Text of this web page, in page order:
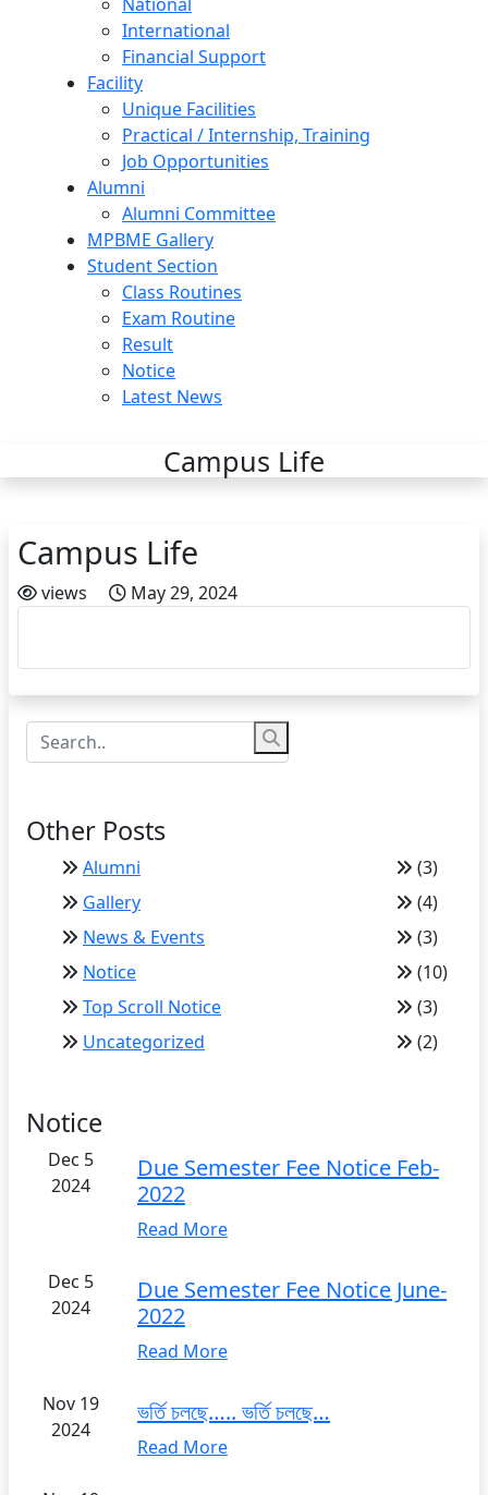
International
Financial Support
Facility
Unique Facilities
Practical / Internship, Training
Job Opportunities
Alumni
Alumni Committee
MPBME Gallery
Student Section
Class Routines
Exam Routine
Result
Notice
Latest News
Campus Life
Campus Life
views May 29, 2024
Other Posts
Alumni
(3)
Gallery
(4)
News & Events
(3)
Notice
(10)
Top Scroll Notice
(3)
Uncategorized
(2)
Notice
Dec 5
2024
Due Semester Fee Notice Feb-
2022
Read More
Dec 5
2024
Due Semester Fee Notice June-
2022
Read More
Nov 19
2024
ভর্তি চলছে….. ভর্তি চলছে…
Read More